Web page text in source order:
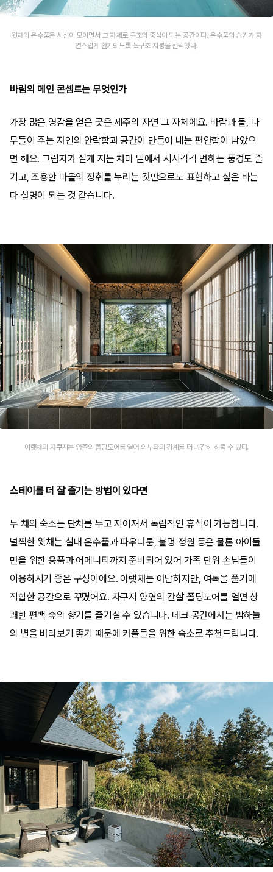
윗채의 온수풀은 시선이 모이면서 그 자체로 구조의 중심이 되는 공간이다. 온수풀의 습기가 자
연스럽게 환기되도록 목구조 지붕을 선택했다.
바림의 메인 콘셉트는 무엇인가
가장 많은 영감을 얻은 곳은 제주의 자연 그 자체에요. 바람과 돌, 나
무들이 주는 자연의 안락함과 공간이 만들어 내는 편안함이 남았으
면 해요. 그림자가 짙게 지는 처마 밑에서 시시각각 변하는 풍경도 즐
기고, 조용한 마을의 정취를 누리는 것만으로도 표현하고 싶은 바는
다 설명이 되는 것 같습니다.
아랫채의 자쿠지는 양쪽의 폴딩도어를 열어 외부와의 경계를 더 과감히 허물 수 있다.
스테이를 더 잘 즐기는 방법이 있다면
두 채의 숙소는 단차를 두고 지어져서 독립적인 휴식이 가능합니다.
널찍한 윗채는 실내 온수풀과 파우더룸, 불멍 정원 등은 물론 아이들
만을 위한 용품과 어메니티까지 준비되어 있어 가족 단위 손님들이
이용하시기 좋은 구성이에요. 아랫채는 아담하지만, 여독을 풀기에
적합한 공간으로 꾸몄어요. 자쿠지 양옆의 간살 폴딩도어를 열면 상
쾌한 편백 숲의 향기를 즐기실 수 있습니다. 데크 공간에서는 밤하늘
의 별을 바라보기 좋기 때문에 커플들을 위한 숙소로 추천드립니다.